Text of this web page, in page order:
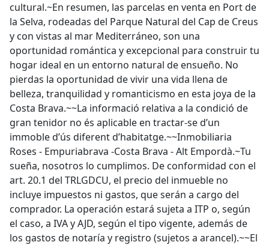
cultural.~En resumen, las parcelas en venta en Port de
la Selva, rodeadas del Parque Natural del Cap de Creus
y con vistas al mar Mediterráneo, son una
oportunidad romántica y excepcional para construir tu
hogar ideal en un entorno natural de ensueño. No
pierdas la oportunidad de vivir una vida llena de
belleza, tranquilidad y romanticismo en esta joya de la
Costa Brava.~~La informació relativa a la condició de
gran tenidor no és aplicable en tractar-se d’un
immoble d’ús diferent d’habitatge.~~Inmobiliaria
Roses - Empuriabrava -Costa Brava - Alt Empordà.~Tu
sueña, nosotros lo cumplimos. De conformidad con el
art. 20.1 del TRLGDCU, el precio del inmueble no
incluye impuestos ni gastos, que serán a cargo del
comprador. La operación estará sujeta a ITP o, según
el caso, a IVA y AJD, según el tipo vigente, además de
los gastos de notaría y registro (sujetos a arancel).~~El